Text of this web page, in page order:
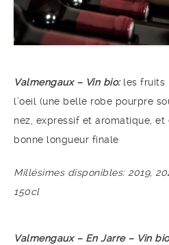
Valmengaux – Vin bio:les fruits
l’oeil (une belle robe pourpre
nez, expressif et aromatique,
bonne longueur finale
Millésimes disponibles: 2019,
150cl
Valmengaux – En Jarre– Vin bio